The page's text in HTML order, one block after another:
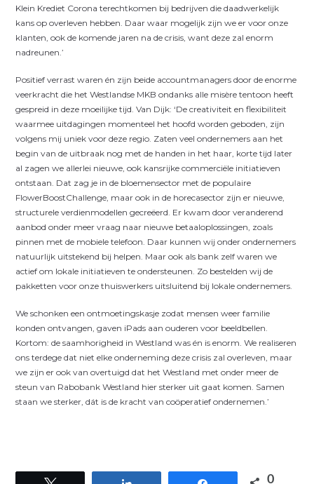
Klein Krediet Corona terechtkomen bij bedrijven die daadwerkelijk
kans op overleven hebben. Daar waar mogelijk zijn we er voor onze
klanten, ook de komende jaren na de crisis, want deze zal enorm
nadreunen.’
Positief verrast waren én zijn beide accountmanagers door de enorme
veerkracht die het Westlandse MKB ondanks alle misère tentoon heeft
gespreid in deze moeilijke tijd. Van Dijk: ‘De creativiteit en flexibiliteit
waarmee uitdagingen momenteel het hoofd worden geboden, zijn
volgens mij uniek voor deze regio. Zaten veel ondernemers aan het
begin van de uitbraak nog met de handen in het haar, korte tijd later
al zagen we allerlei nieuwe, ook kansrijke commerciële initiatieven
ontstaan. Dat zag je in de bloemensector met de populaire
FlowerBoostChallenge, maar ook in de horecasector zijn er nieuwe,
structurele verdienmodellen gecreëerd. Er kwam door veranderend
aanbod onder meer vraag naar nieuwe betaaloplossingen, zoals
pinnen met de mobiele telefoon. Daar kunnen wij onder ondernemers
natuurlijk uitstekend bij helpen. Maar ook als bank zelf waren we
actief om lokale initiatieven te ondersteunen. Zo bestelden wij de
pakketten voor onze thuiswerkers uitsluitend bij lokale ondernemers.
We schonken een ontmoetingskasje zodat mensen weer familie
konden ontvangen, gaven iPads aan ouderen voor beeldbellen.
Kortom: de saamhorigheid in Westland was én is enorm. We realiseren
ons terdege dat niet elke onderneming deze crisis zal overleven, maar
we zijn er ook van overtuigd dat het Westland met onder meer de
steun van Rabobank Westland hier sterker uit gaat komen. Samen
staan we sterker, dát is de kracht van coöperatief ondernemen.’
0